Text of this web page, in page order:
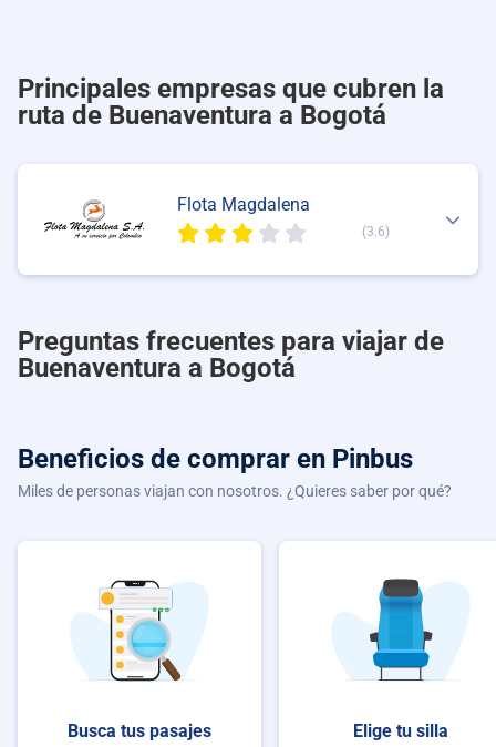
Principales empresas que cubren la
ruta de Buenaventura a Bogotá
Flota Magdalena
(3.6)
Preguntas frecuentes para viajar de
Buenaventura a Bogotá
Beneficios de comprar en Pinbus
Miles de personas viajan con nosotros. ¿Quieres saber por qué?
Busca tus pasajes Elige tu silla